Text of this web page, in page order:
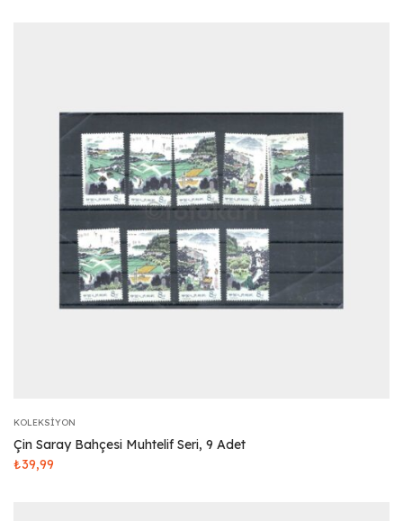
KOLEKSIYON
Çin Saray Bahçesi Muhtelif Seri, 9 Adet
₺39,99